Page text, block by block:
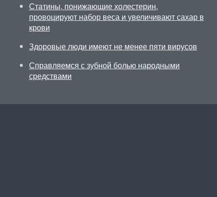
Статины, понижающие холестерин,
провоцируют набор веса и увеличивают сахар в
крови
Здоровые люди имеют не менее пяти вирусов
Справляемся с зубной болью народными
средствами